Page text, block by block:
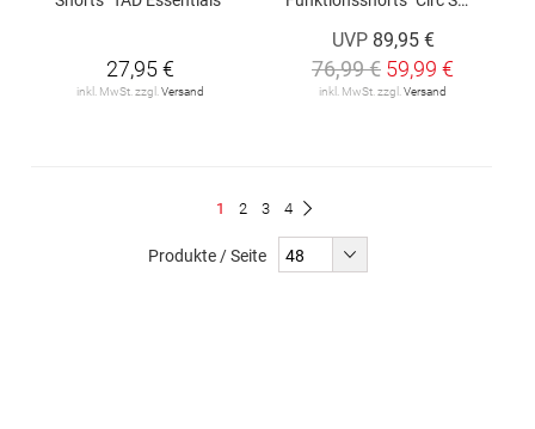
27,95 €
inkl. MwSt. zzgl. Versand
UVP 89,95 €
76,99 € 59,99 €
inkl. MwSt. zzgl. Versand
Du
1 Seite
2 Seite
3 Seite
4
Produkte / Seite